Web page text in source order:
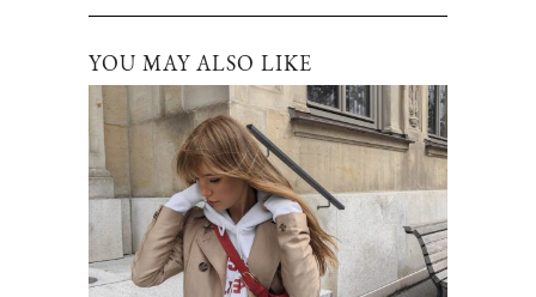
YOU MAY ALSO LIKE